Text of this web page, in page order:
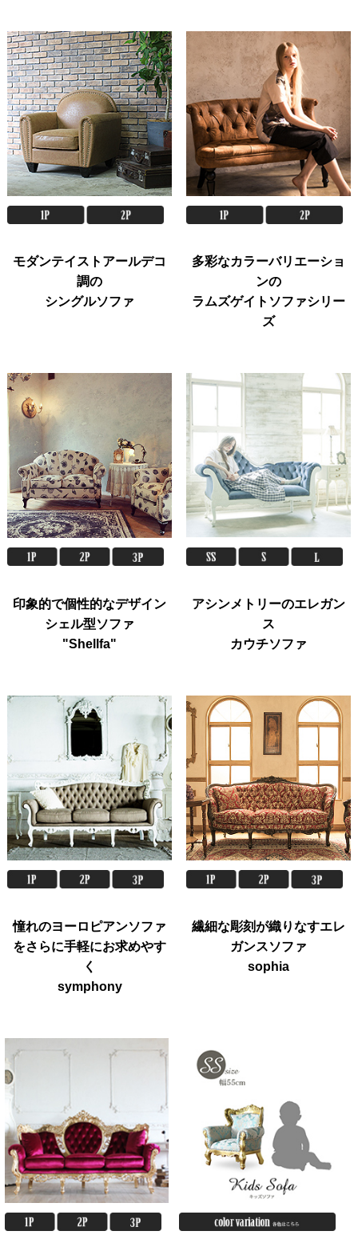
モダンテイストアールデコ
調の
シングルソファ
多彩なカラーバリエーショ
ンの
ラムズゲイトソファシリー
ズ
印象的で個性的なデザイン
シェル型ソファ
"Shellfa"
アシンメトリーのエレガン
ス
カウチソファ
憧れのヨーロピアンソファ
をさらに手軽にお求めやす
く
symphony
繊細な彫刻が織りなすエレ
ガンスソファ
sophia